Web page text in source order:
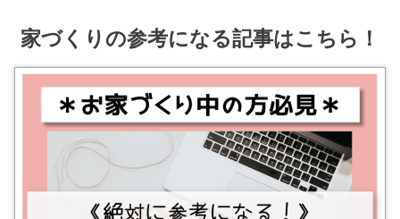
家づくりの参考になる記事はこちら！